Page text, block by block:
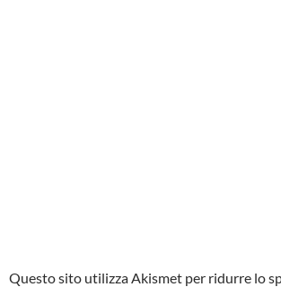
Questo sito utilizza Akismet per ridurre lo